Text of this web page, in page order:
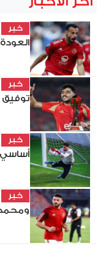
خبر
خبر
توفيق
خبر
خبر